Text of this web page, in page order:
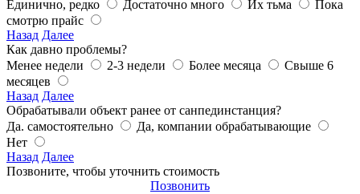
Единично, редко Достаточно много Их тьма
Пока
смотрю прайс
Назад Далее
Как давно проблемы?
Менее недели
2-3 недели Более месяца
Свыше 6
месяцев
Назад Далее
Обрабатывали объект ранее от санпединстанция?
Да. самостоятельно
Да, компании обрабатывающие
Нет
Назад Далее
Позвоните, чтобы уточнить стоимость
Позвонить